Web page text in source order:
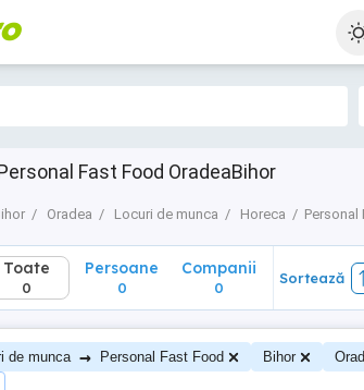
Fast Food OradeaBihor
Oradea Locuri de munca Horeca Personal
0
Toate
0
Persoane
0
Companii
0
Sortează
de munca → Personal Fast Food Bihor